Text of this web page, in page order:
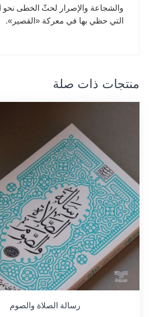
والشجاعة والإصرار لحثّ الخطى نحو
التي حظي بها في معركة «القصير». Show
منتجات ذات صلة
رسالة الصلاة والصوم